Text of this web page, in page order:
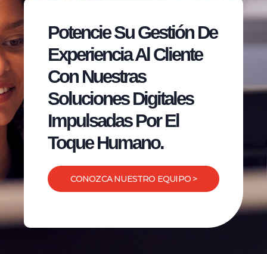
Potencie Su Gestión De
Experiencia Al Cliente
Con Nuestras
Soluciones Digitales
Impulsadas Por El
Toque Humano.
CONOZCA NUESTRO EQUIPO >